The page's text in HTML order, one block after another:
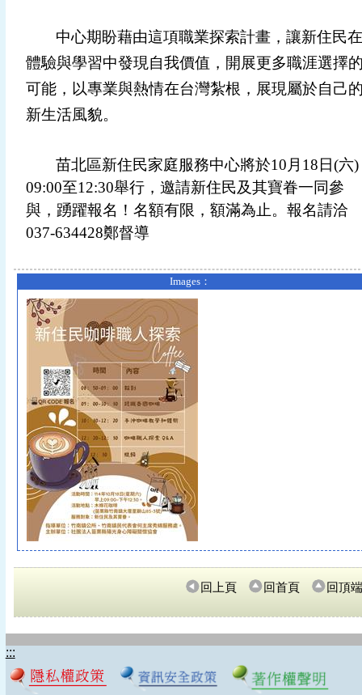
中心期盼藉由這項職業探索計畫，讓新住民在
體驗與學習中發現自我價值，開展更多職涯選擇
可能，以專業與熱情在台灣紮根，展現屬於自己
新生活風貌。
苗北區新住民家庭服務中心將於10 月 18日(六)
09:00至12:30舉行， 邀請新住民及其寶眷一同參
與，踴躍報名！名額有限，額滿為止。報名請洽
037-634428鄭督導
Images：
回上頁 回首頁 回頂端
:::